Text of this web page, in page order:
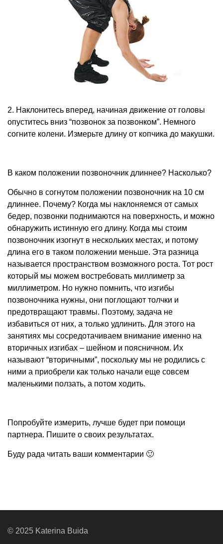
2. Наклонитесь вперед, начиная движение от головы
опуститесь вниз “позвонок за позвонком”. Немного
согните колени. Измерьте длину от копчика до макушки.
В каком положении позвоночник длиннее? Насколько?
Обычно в согнутом положении позвоночник на 10 см
длиннее. Почему? Когда мы наклоняемся от самых
бедер, позвонки поднимаются на поверхность, и можно
обнаружить истинную его длину. Когда мы стоим
позвоночник изогнут в нескольких местах, и потому
длина его в таком положении меньше. Эта разница
называется пространством возможного роста. Тот рост
который мы можем востребовать миллиметр за
миллиметром. Но нужно помнить, что изгибы
позвоночника нужны, они поглощают толчки и
предотвращают травмы. Поэтому, задача не
избавиться от них, а только удлинить. Для этого на
занятиях мы сосредотачиваем внимание именно на
вторичных изгибах – шейном и поясничном. Их
называют “вторичными”, поскольку мы не родились с
ними а приобрели как только начали еще совсем
маленькими ползать, а потом ходить.
Попробуйте измерить, лучше будет при помощи
партнера. Пишите о своих результатах.
Буду рада читать ваши комментарии 🙂
© 2025 Katerina Buida